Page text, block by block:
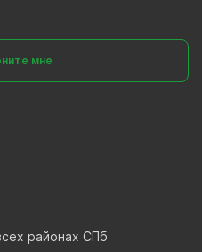
мне
районах СПб